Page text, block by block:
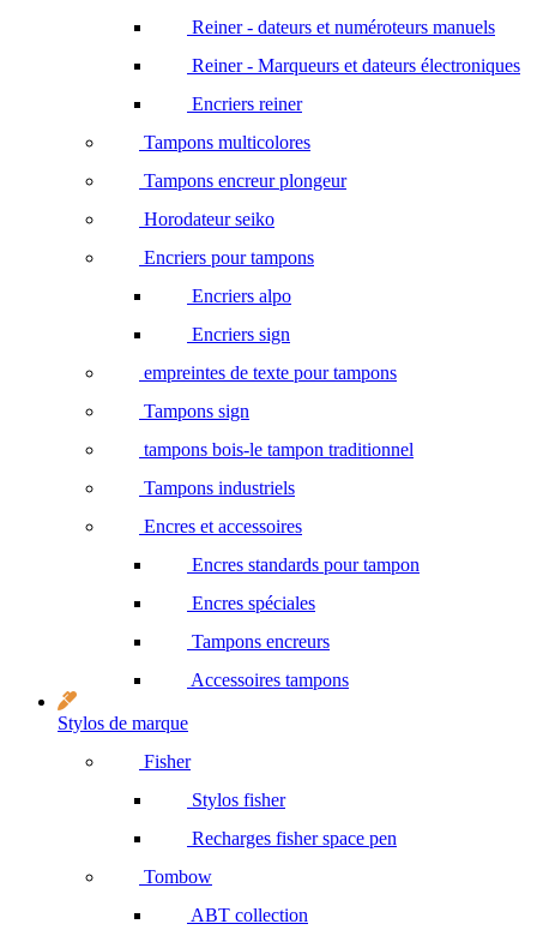
Reiner - dateurs et numéroteurs manuels
Reiner - Marqueurs et dateurs électroniques
Encriers reiner
Tampons multicolores
Tampons encreur plongeur
Horodateur seiko
Encriers pour tampons
Encriers alpo
Encriers sign
empreintes de texte pour tampons
Tampons sign
tampons bois-le tampon traditionnel
Tampons industriels
Encres et accessoires
Encres standards pour tampon
Encres spéciales
Tampons encreurs
Accessoires tampons
Stylos de marque
Fisher
Stylos fisher
Recharges fisher space pen
Tombow
ABT collection